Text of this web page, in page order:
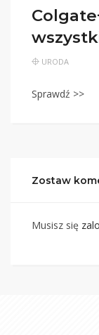
URODA
Sprawdź >>
Zostaw
Musisz się